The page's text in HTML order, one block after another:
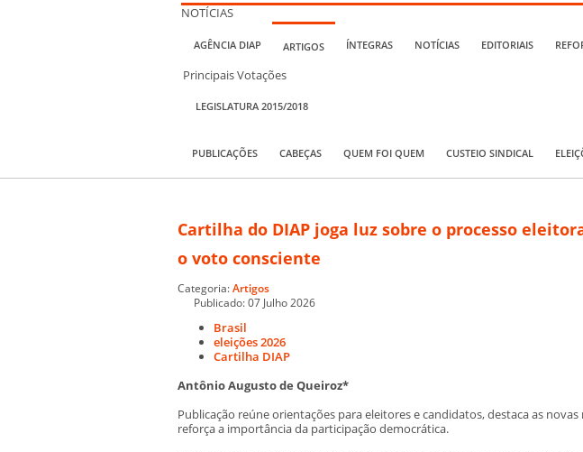
NOTÍCIAS
AGÊNCIA DIAP ARTIGOS ÍNTEGRAS NOTÍCIAS EDITORIAIS
Principais Votações
LEGISLATURA 2015/2018
PUBLICAÇÕES CABEÇAS QUEM FOI QUEM CUSTEIO SINDICAL
Cartilha do DIAP joga luz sobre o processo
o voto consciente
Categoria:Artigos
Publicado: 07 Julho 2026
Brasil
eleições 2026
Cartilha DIAP
Antônio Augusto de Queiroz*
Publicação reúne orientações para eleitores e candidatos, destaca as
reforça a importância da participação democrática.